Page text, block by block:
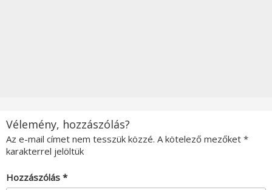
Vélemény, hozzászólás?
Az e-mail címet nem tesszük közzé. A kötelező mezőket *
karakterrel jelöltük
Hozzászólás *